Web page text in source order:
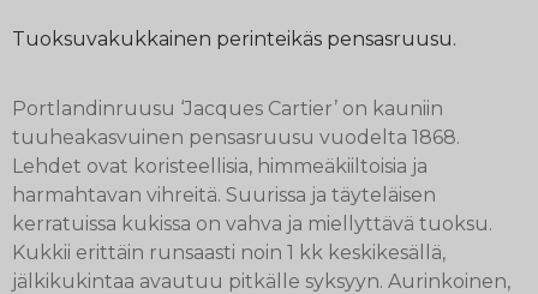
Tuoksuvakukkainen perinteikäs pensasruusu.
Portlandinruusu ‘Jacques Cartier’ on kauniin
tuuheakasvuinen pensasruusu vuodelta 1868.
Lehdet ovat koristeellisia, himmeäkiiltoisia ja
harmahtavan vihreitä. Suurissa ja täyteläisen
kerratuissa kukissa on vahva ja miellyttävä tuoksu.
Kukkii erittäin runsaasti noin 1 kk keskikesällä,
jälkikukintaa avautuu pitkälle syksyyn. Aurinkoinen,